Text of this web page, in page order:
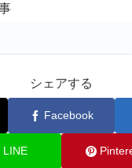
シェアする
Facebook
LINE